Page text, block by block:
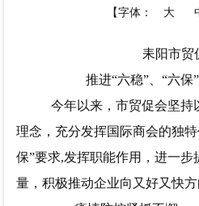
【字体：
大
耒阳市贸
推进“六稳”、“六保
今年以来，市贸促会坚持
理念，充分发挥国际商会的独
保”要求,发挥职能作用，进一
量，积极推动企业向又好又快方